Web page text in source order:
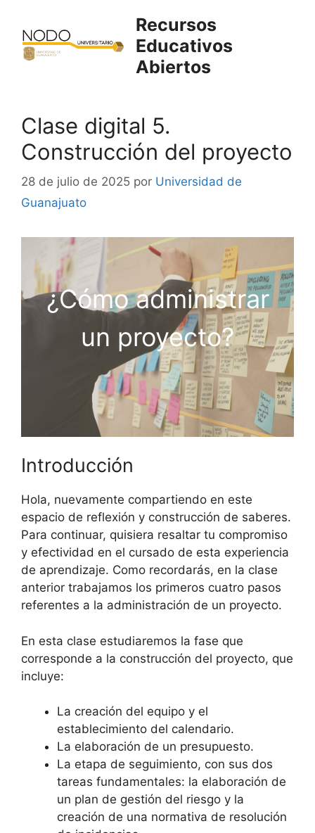
contenido
Recursos
Educativos
Abiertos
Clase digital 5.
Construcción del proyecto
28 de julio de 2025 por Universidad de
Guanajuato
¿Cómo administrar
un proyecto?
Introducción
Hola, nuevamente compartiendo en este
espacio de reflexión y construcción de saberes.
Para continuar, quisiera resaltar tu compromiso
y efectividad en el cursado de esta experiencia
de aprendizaje. Como recordarás, en la clase
anterior trabajamos los primeros cuatro pasos
referentes a la administración de un proyecto.
En esta clase estudiaremos la fase que
corresponde a la construcción del proyecto, que
incluye:
La creación del equipo y el
establecimiento del calendario.
La elaboración de un presupuesto.
La etapa de seguimiento, con sus dos
tareas fundamentales: la elaboración de
un plan de gestión del riesgo y la
creación de una normativa de resolución